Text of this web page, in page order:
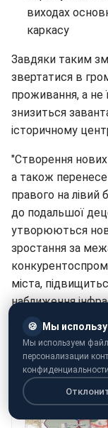
виходах
каркасу
Завдяки таким
звертатися в
проживання, а не
знизиться
історичному
"Створення нових
а також
правого на
до подальшої
утворюються
зростання за
міста,
наближення
місць
домом"),
центр", –
🍪 Мы
Мы используем
персонализации